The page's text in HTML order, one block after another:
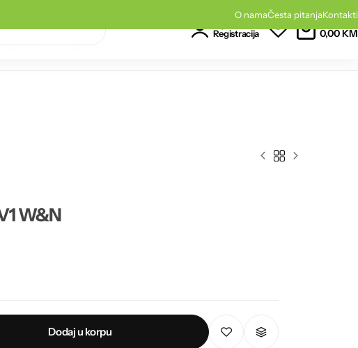
O namaČesta pitanjaKontakti
Registracija 0,00KM
W&N
Dodaj u korpu